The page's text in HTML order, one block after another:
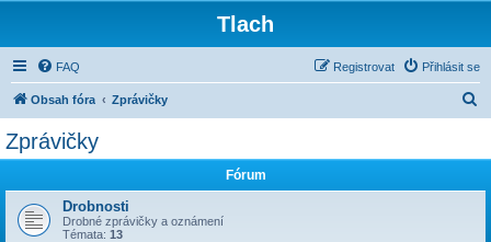
Tlach
FAQ Přihlásit se
Registrovat
Obsah fóra Zprávičky
Zprávičky
Fórum
Drobnosti
Drobné zprávičky a oznámení
Témata: 13